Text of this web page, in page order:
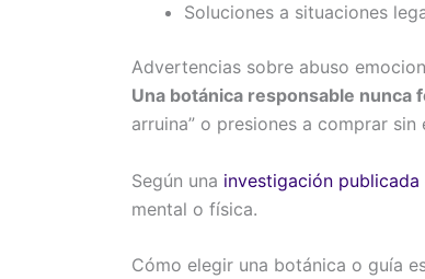
Soluciones a situaciones
Advertencias sobre abuso
Una botánica responsable nunca
arruina” o presiones a comprar sin
Según una investigación publicada
mental o física.
Cómo elegir una botánica o guía